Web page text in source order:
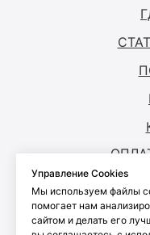
© ANTOUCH,
Согласие на
Управление Cookies
Мы используем файлы
помогает нам
сайтом и делать его